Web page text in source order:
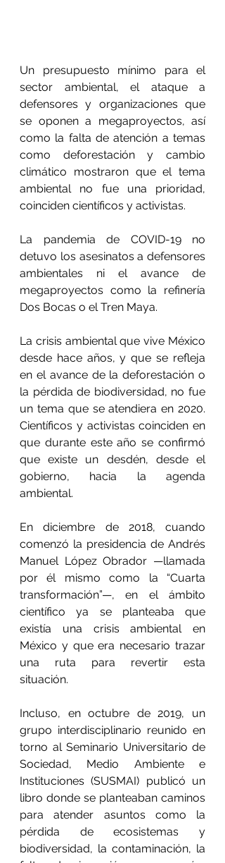
Un presupuesto mínimo para el
sector ambiental, el ataque a
defensores y organizaciones que
se oponen a megaproyectos, así
como la falta de atención a temas
como deforestación y cambio
climático mostraron que el tema
ambiental no fue una prioridad,
coinciden científicos y activistas.
La pandemia de COVID-19 no
detuvo los asesinatos a defensores
ambientales ni el avance de
megaproyectos como la refinería
Dos Bocas o el Tren Maya.
La crisis ambiental que vive México
desde hace años, y que se refleja
en el avance de la deforestación o
la pérdida de biodiversidad, no fue
un tema que se atendiera en 2020.
Científicos y activistas coinciden en
que durante este año se confirmó
que existe un desdén, desde el
gobierno, hacia la agenda
ambiental.
En diciembre de 2018, cuando
comenzó la presidencia de Andrés
Manuel López Obrador —llamada
por él mismo como la “Cuarta
transformación”—, en el ámbito
científico ya se planteaba que
existía una crisis ambiental en
México y que era necesario trazar
una ruta para revertir esta
situación.
Incluso, en octubre de 2019, un
grupo interdisciplinario reunido en
torno al Seminario Universitario de
Sociedad, Medio Ambiente e
Instituciones (SUSMAI) publicó un
libro donde se planteaban caminos
para atender asuntos como la
pérdida de ecosistemas y
biodiversidad, la contaminación, la